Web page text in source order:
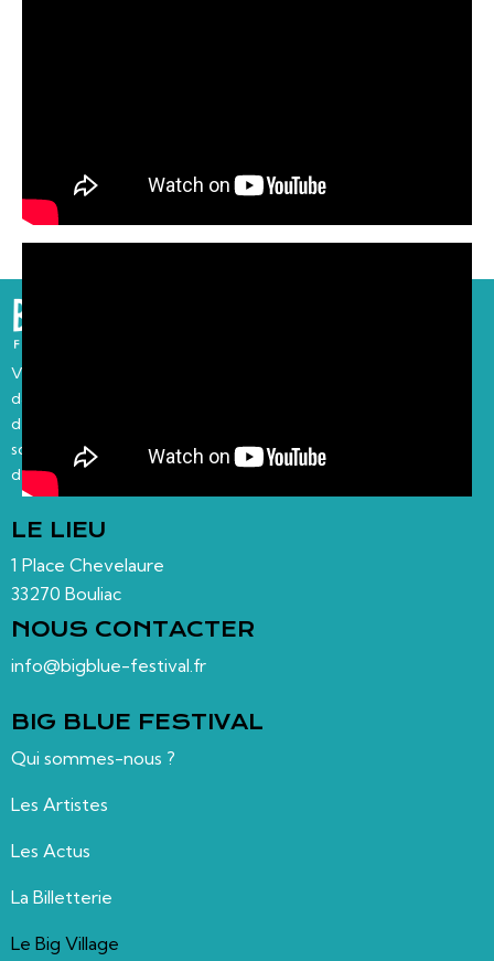
Venez partager le projet collectif du Big Blue festival,
dans le cadre exceptionnel de l’esplanade de l’église
de Bouliac. 3 jours de convivialité, de festivités et de
sourires, au son des riffs de guitares et du crépitement
des barbecues…
LE LIEU
1 Place Chevelaure
33270 Bouliac
NOUS CONTACTER
info@bigblue-festival.fr
BIG BLUE FESTIVAL
Qui sommes-nous ?
Les Artistes
Les Actus
La Billetterie
Le Big Village